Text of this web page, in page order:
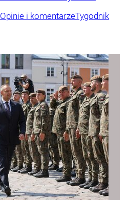
Opinie i komentarzeTygodnik